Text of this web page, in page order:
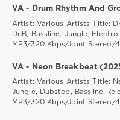
VA - Drum Rhythm And
Artist: Various Artists Title:
DnB, Bassline, Jungle,
MP3/320 Kbps/Joint Stereo/
VA - Neon Breakbeat
Artist: Various Artists Title:
Jungle, Dubstep, Bassline
MP3/320 Kbps/Joint Stereo/